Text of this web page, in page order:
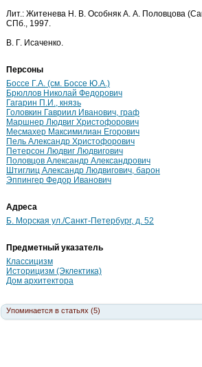
Лит.: Житенева Н. В. Особняк А. А. Половцова
СПб., 1997.
В. Г. Исаченко.
Персоны
Боссе Г.А. (см. Боссе Ю.А.)
Брюллов Николай Федорович
Гагарин П.И., князь
Головкин Гавриил Иванович, граф
Маршнер Людвиг Христофорович
Месмахер Максимилиан Егорович
Пель Александр Христофорович
Петерсон Людвиг Людвигович
Половцов Александр Александрович
Штиглиц Александр Людвигович, барон
Эппингер Федор Иванович
Адреса
Б. Морская ул./Санкт-Петербург, д. 52
Предметный указатель
Классицизм
Историцизм (Эклектика)
Дом архитектора
Упоминается в статьях (5)